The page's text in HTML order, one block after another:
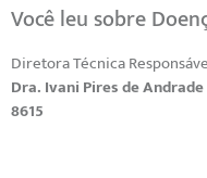
Você leu sobre
Diretora Técnica
Dra. Ivani Pires de Andrade
8615